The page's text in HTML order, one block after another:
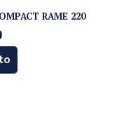
RAME 220